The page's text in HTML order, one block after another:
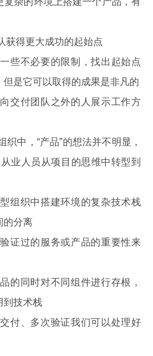
获得更大成功的起始点
些不必要的限制，找出起始点
是它可以取得的成果是非凡的
交付团队之外的人展示工作方
织中，“产品”的想法并不明显，
业人员从项目的思维中转型到
组织中搭建环境的复杂技术栈
的分离
证过的服务或产品的重要性来
的同时对不同组件进行存根，
到技术栈
付、多次验证我们可以处理好